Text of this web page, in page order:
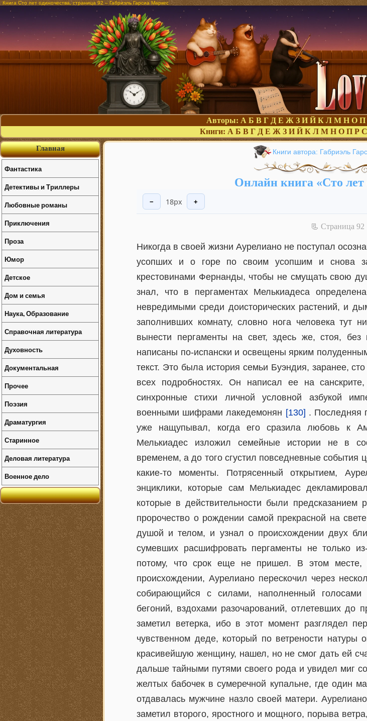
Книга Сто лет одиночества, страница 92 – Габриэль Гарсиа Маркес
Авторы: А Б В Г Д Е Ж З И Й К Л М Н О П
Книги: А Б В Г Д Е Ж З И Й К Л М Н О П Р С
Книги автора: Габриэль
Онлайн книга «Сто лет
− 18px +
📃 Cтраница 92
Никогда в своей жизни Аурелиано не поступал
усопших и о горе по своим усопшим и снова
крестовинами Фернанды, чтобы не смущать свою
знал, что в пергаментах Мелькиадеса
невредимыми среди доисторических растений, и
заполнивших комнату, словно нога человека тут
вынести пергаменты на свет, здесь же, стоя,
написаны по-испански и освещены ярким
текст. Это была история семьи Буэндия, заранее,
всех подробностях. Он написал ее на
синхронные стихи личной условной азбукой
военными шифрами лакедемонян [130] . Последняя
уже нащупывал, когда его сразила любовь к
Мелькиадес изложил семейные истории не в
временем, а до того сгустил повседневные события
какие-то моменты. Потрясенный открытием,
энциклики, которые сам Мелькиадес
которые в действительности были предсказанием
пророчество о рождении самой прекрасной на
душой и телом, и узнал о происхождении двух
сумевших расшифровать пергаменты не только
потому, что срок еще не пришел. В этом месте,
происхождении, Аурелиано перескочил через
собирающийся с силами, наполненный
бегоний, вздохами разочарований, отлетевших до
заметил ветерка, ибо в этот момент разглядел
чувственном деде, который по ветрености натуры
красивейшую женщину, нашел, но не смог дать ей
дальше тайными путями своего рода и увидел миг
желтых бабочек в сумеречной купальне, где один
отдавалась мужчине назло своей матери.
заметил второго, яростного и мощного, порыва
Главная
Фантастика
Детективы и Триллеры
Любовные романы
Приключения
Проза
Юмор
Детское
Дом и семья
Наука, Образование
Справочная литература
Духовность
Документальная
Прочее
Поэзия
Драматургия
Старинное
Деловая литература
Военное дело